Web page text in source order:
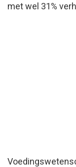
met wel 31%